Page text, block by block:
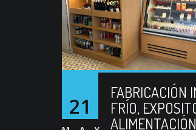
21
FABRICACIÓN
FRÍO,